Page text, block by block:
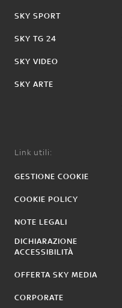
SKY SPORT
SKY TG 24
SKY VIDEO
SKY ARTE
Link utili:
GESTIONE COOKIE
COOKIE POLICY
NOTE LEGALI
DICHIARAZIONE
ACCESSIBILITÀ
OFFERTA SKY MEDIA
CORPORATE